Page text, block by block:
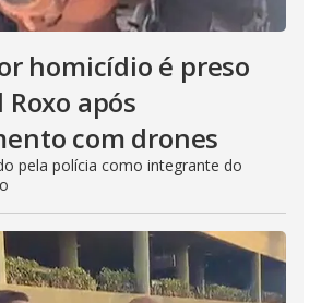
homicídio é preso
após
com drones
pela polícia como integrante do